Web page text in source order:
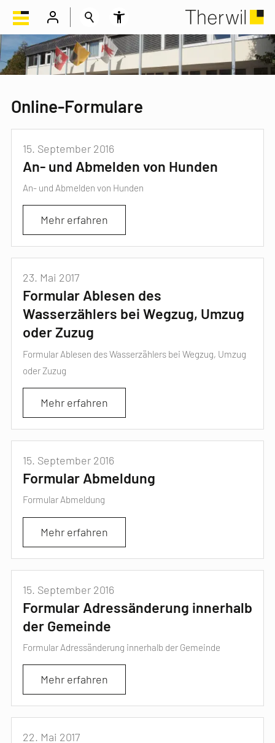
Online-Formulare
15. September 2016
An- und Abmelden von Hunden
An- und Abmelden von Hunden
Mehr erfahren
23. Mai 2017
Formular Ablesen des
Wasserzählers bei Wegzug, Umzug
oder Zuzug
Formular Ablesen des Wasserzählers bei Wegzug, Umzug
oder Zuzug
Mehr erfahren
15. September 2016
Formular Abmeldung
Formular Abmeldung
Mehr erfahren
15. September 2016
Formular Adressänderung innerhalb
der Gemeinde
Formular Adressänderung innerhalb der Gemeinde
Mehr erfahren
22. Mai 2017